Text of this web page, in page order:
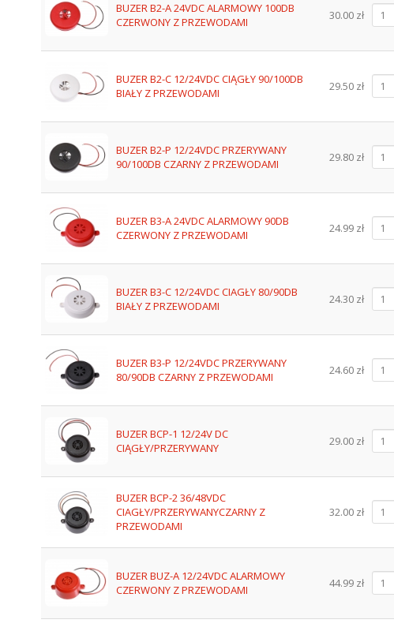
BUZER B2-A 24VDC ALARMOWY 100DB
CZERWONY Z PRZEWODAMI
30.00 zł
BUZER B2-C 12/24VDC CIĄGŁY 90/100DB
BIAŁY Z PRZEWODAMI
29.50 zł
BUZER B2-P 12/24VDC PRZERYWANY
90/100DB CZARNY Z PRZEWODAMI
29.80 zł
BUZER B3-A 24VDC ALARMOWY 90DB
CZERWONY Z PRZEWODAMI
24.99 zł
BUZER B3-C 12/24VDC CIAGŁY 80/90DB
BIAŁY Z PRZEWODAMI
24.30 zł
BUZER B3-P 12/24VDC PRZERYWANY
80/90DB CZARNY Z PRZEWODAMI
24.60 zł
BUZER BCP-1 12/24V DC
CIĄGŁY/PRZERYWANY
29.00 zł
BUZER BCP-2 36/48VDC
CIAGŁY/PRZERYWANYCZARNY Z
PRZEWODAMI
32.00 zł
BUZER BUZ-A 12/24VDC ALARMOWY
CZERWONY Z PRZEWODAMI
44.99 zł